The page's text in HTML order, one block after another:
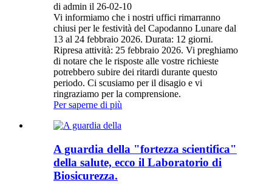
di admin il 26-02-10
Vi informiamo che i nostri uffici rimarranno
chiusi per le festività del Capodanno Lunare dal
13 al 24 febbraio 2026. Durata: 12 giorni.
Ripresa attività: 25 febbraio 2026. Vi preghiamo
di notare che le risposte alle vostre richieste
potrebbero subire dei ritardi durante questo
periodo. Ci scusiamo per il disagio e vi
ringraziamo per la comprensione.
Per saperne di più
A guardia della "fortezza scientifica"
della salute, ecco il Laboratorio di
Biosicurezza.